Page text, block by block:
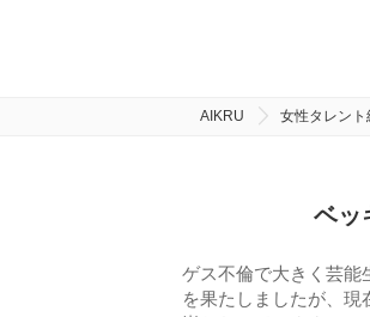
AIKRU 女性タレント
ベッ
ゲス不倫で大きく芸能
を果たしましたが、